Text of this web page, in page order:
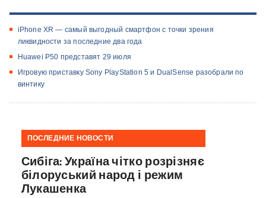
iPhone XR — самый выгодный смартфон с точки зрения
ликвидности за последние два года
Huawei P50 представят 29 июля
Игровую приставку Sony PlayStation 5 и DualSense разобрали по
винтику
ПОСЛЕДНИЕ НОВОСТИ
Сибіга: Україна чітко розрізняє
білоруський народ і режим
Лукашенка